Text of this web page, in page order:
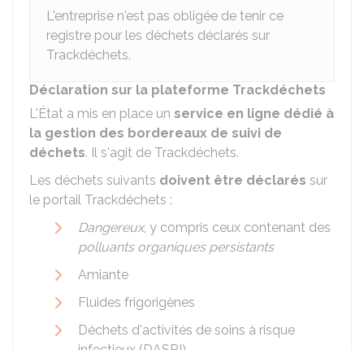
L'entreprise n'est pas obligée de tenir ce
registre pour les déchets déclarés sur
Trackdéchets.
Déclaration sur la plateforme Trackdéchets
L'État a mis en place un service en ligne dédié à
la gestion des bordereaux de suivi de
déchets. Il s'agit de Trackdéchets.
Les déchets suivants doivent être déclarés sur
le portail Trackdéchets :
Dangereux, y compris ceux contenant des
polluants organiques persistants
Amiante
Fluides frigorigènes
Déchets d'activités de soins à risque